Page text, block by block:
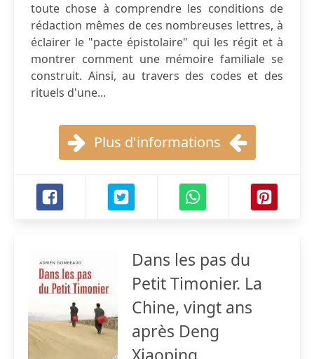
toute chose à comprendre les conditions de
rédaction mêmes de ces nombreuses lettres, à
éclairer le "pacte épistolaire" qui les régit et à
montrer comment une mémoire familiale se
construit. Ainsi, au travers des codes et des
rituels d'une...
Plus d'informations
Dans les pas du
Petit Timonier. La
Chine, vingt ans
après Deng